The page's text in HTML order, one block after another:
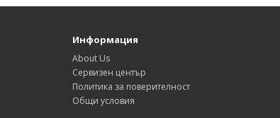
Информация
About Us
Сервизен център
Политика за поверителност
Общи условия